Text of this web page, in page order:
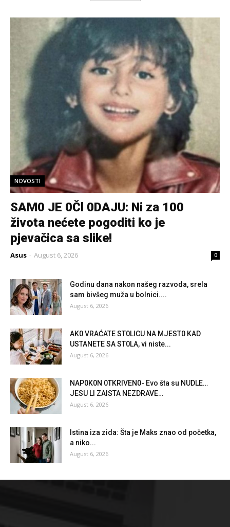
NOVOSTI
SAM0 JE 0Čl 0DAJU: Ni za 100
života nećete pogoditi ko je
pjevačica sa slike!
Asus - August 6, 2026 0
Godinu dana nakon našeg razvoda, srela
sam bivšeg muža u bolnici....
August 6, 2026
AK0 VRAĆATE ST0LlCU NA MJEST0 KAD
USTANETE SA ST0LA, vi niste...
August 6, 2026
NAP0K0N 0TKRlVEN0- Evo šta su NUDLE…
JESU Ll ZAlSTA NEZDRAVE…
August 6, 2026
Istina iza zida: Šta je Maks znao od početka,
a niko...
August 6, 2026